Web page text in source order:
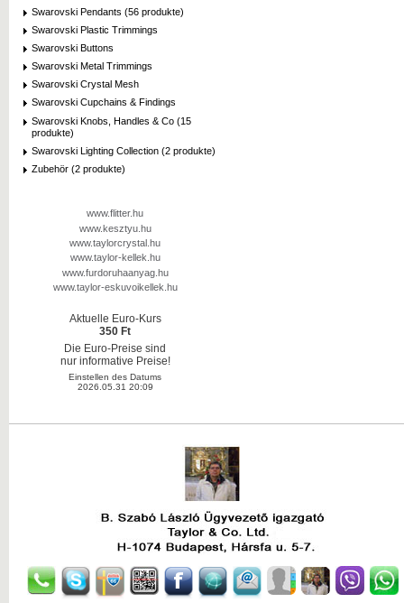
Swarovski Pendants (56 produkte)
Swarovski Plastic Trimmings
Swarovski Buttons
Swarovski Metal Trimmings
Swarovski Crystal Mesh
Swarovski Cupchains & Findings
Swarovski Knobs, Handles & Co (15
produkte)
Swarovski Lighting Collection (2 produkte)
Zubehör (2 produkte)
www.flitter.hu
www.kesztyu.hu
www.taylorcrystal.hu
www.taylor-kellek.hu
www.furdoruhaanyag.hu
www.taylor-eskuvoikellek.hu
Aktuelle Euro-Kurs
350 Ft
Die Euro-Preise sind
nur informative Preise!
Einstellen des Datums
2026.05.31 20:09